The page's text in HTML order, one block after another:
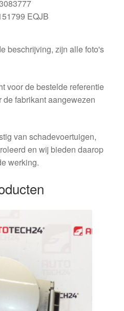
EQJB
beschrijving, zijn alle foto's
voor de bestelde referentie
fabrikant aangewezen
van schadevoertuigen,
en wij bieden daarop
werking.